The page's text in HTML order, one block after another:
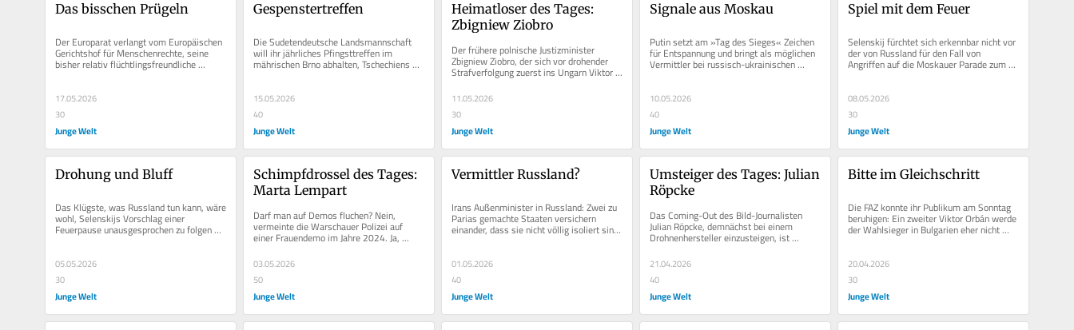
Das bisschen Prügeln
Der Europarat verlangt vom Europäischen
Gerichtshof für Menschenrechte, seine
bisher relativ flüchtlingsfreundliche
17.05.2026
30
Junge Welt
Gespenstertreffen
Die Sudetendeutsche Landsmannschaft
will ihr jährliches Pfingsttreffen im
mährischen Brno abhalten, Tschechiens
zweitgrößter Stadt. Dass das in...
15.05.2026
40
Junge Welt
Heimatloser des Tages:
Zbigniew Ziobro
Der frühere polnische Justizminister
Zbigniew Ziobro, der sich vor drohender
Strafverfolgung zuerst ins Ungarn Viktor
Orbáns abgesetzt hatte, hat...
11.05.2026
30
Junge Welt
Signale aus Moskau
Putin setzt am »Tag des Sieges« Zeichen
für Entspannung und bringt als möglichen
Vermittler bei russisch-ukrainischen
10.05.2026
40
Junge Welt
Spiel mit dem Feuer
Selenskij fürchtet sich erkennbar nicht vor
der von Russland für den Fall von
Angriffen auf die Moskauer Parade zum
Siegestag angedrohten...
08.05.2026
30
Junge Welt
Drohung und Bluff
Das Klügste, was Russland tun kann, wäre
wohl, Selenskijs Vorschlag einer
Feuerpause unausgesprochen zu folgen
und einmal ein paar Tage lang keine...
05.05.2026
30
Junge Welt
Schimpfdrossel des Tages:
Marta Lempart
Darf man auf Demos fluchen? Nein,
vermeinte die Warschauer Polizei auf
einer Frauendemo im Jahre 2024. Ja,
befand nun das Amtsgericht Warschau-
Mitte,...
03.05.2026
50
Junge Welt
Vermittler Russland?
Irans Außenminister in Russland: Zwei zu
Parias gemachte Staaten versichern
einander, dass sie nicht völlig isoliert sind,
weil ja zumindest sie...
01.05.2026
40
Junge Welt
Umsteiger des Tages: Julian
Röpcke
Das Coming-Out des Bild-Journalisten
Julian Röpcke, demnächst bei einem
Drohnenhersteller einzusteigen, ist
umfassenderen...
21.04.2026
40
Junge Welt
Bitte im Gleichschritt
Die FAZ konnte ihr Publikum am Sonntag
beruhigen: Ein zweiter Viktor Orbán werde
der Wahlsieger in Bulgarien eher nicht
werden. Dazu fehle ihm die...
20.04.2026
30
Junge Welt